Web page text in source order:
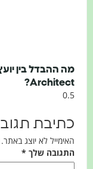
Architect?
כתיבת תגובה
האימייל לא יוצג באתר.
התגובה שלך*